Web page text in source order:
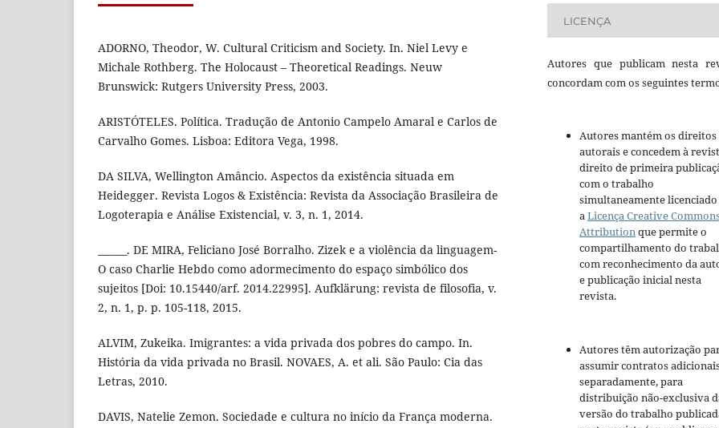
ADORNO, Theodor, W. Cultural Criticism and Society. In. Niel Levy e
Michale Rothberg. The Holocaust – Theoretical Readings. Neuw
Brunswick: Rutgers University Press, 2003.
ARISTÓTELES. Política. Tradução de Antonio Campelo Amaral e Carlos de
Carvalho Gomes. Lisboa: Editora Vega, 1998.
DA SILVA, Wellington Amâncio. Aspectos da existência situada em
Heidegger. Revista Logos & Existência: Revista da Associação Brasileira de
Logoterapia e Análise Existencial, v. 3, n. 1, 2014.
______. DE MIRA, Feliciano José Borralho. Zizek e a violência da linguagem-
O caso Charlie Hebdo como adormecimento do espaço simbólico dos
sujeitos [Doi: 10.15440/arf. 2014.22995]. Aufklärung: revista de filosofia, v.
2, n. 1, p. p. 105-118, 2015.
ALVIM, Zukeika. Imigrantes: a vida privada dos pobres do campo. In.
História da vida privada no Brasil. NOVAES, A. et ali. São Paulo: Cia das
Letras, 2010.
DAVIS, Natelie Zemon. Sociedade e cultura no início da França moderna.
LICENÇA
Autores que publicam nesta
concordam com os seguintes
Autores mantém os direitos
autorais e concedem à
direito de primeira
com o trabalho
simultaneamente
aLicença Creative
Attributionque permite o
compartilhamento do
com reconhecimento da
e publicação inicial nesta
revista.
Autores têm autorização
assumir contratos
separadamente, para
distribuição não-exclusiva
versão do trabalho